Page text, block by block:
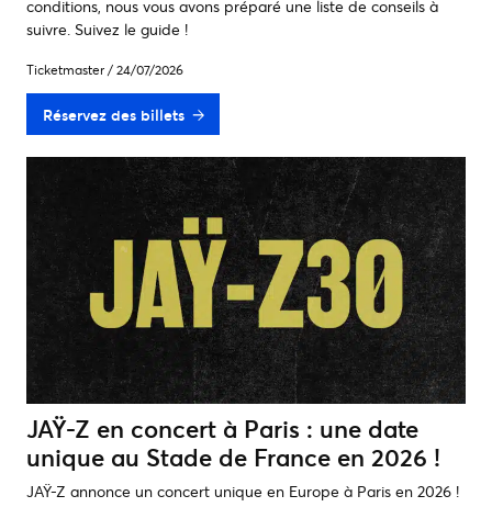
conditions, nous vous avons préparé une liste de conseils à
suivre. Suivez le guide !
Ticketmaster / 24/07/2026
Réservez des billets
JAŸ-Z en concert à Paris : une date
unique au Stade de France en 2026 !
JAŸ-Z annonce un concert unique en Europe à Paris en 2026 !